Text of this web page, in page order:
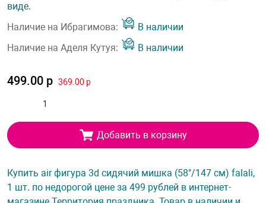
виде.
Наличие на Ибрагимова:
В наличии
Наличие на Аделя Кутуя:
В наличии
499.00 р 369.00 р
Добавить в корзину
Купить air фигура 3d сидячий мишка (58"/147 см) falali,
1 шт. по недорогой цене за 499 рублей в интернет-